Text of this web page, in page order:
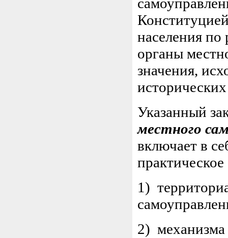
населения
органы
значения,
Указанный
местного
включает в
1)
2) механизма